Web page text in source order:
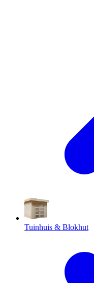
Tuinhuis & Blokhut